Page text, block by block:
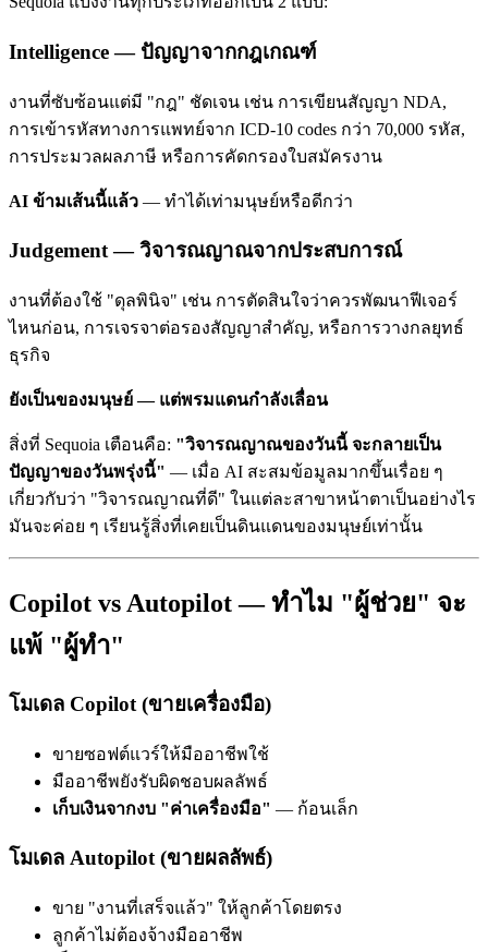
Intelligence — ปัญญาจากกฎเกณฑ์
งานที่ซับซ้อนแต่มี "กฎ" ชัดเจน เช่น การเขียนสัญญา NDA,
การเข้ารหัสทางการแพทย์จาก ICD-10 codes กว่า 70,000 รหัส,
การประมวลผลภาษี หรือการคัดกรองใบสมัครงาน
AI ข้ามเส้นนี้แล้ว — ทำได้เท่ามนุษย์หรือดีกว่า
Judgement — วิจารณญาณจากประสบการณ์
งานที่ต้องใช้ "ดุลพินิจ" เช่น การตัดสินใจว่าควรพัฒนาฟีเจอร์
ไหนก่อน, การเจรจาต่อรองสัญญาสำคัญ, หรือการวางกลยุทธ์
ธุรกิจ
ยังเป็นของมนุษย์ — แต่พรมแดนกำลังเลื่อน
สิ่งที่ Sequoia เตือนคือ: "วิจารณญาณของวันนี้ จะกลายเป็น
ปัญญาของวันพรุ่งนี้" — เมื่อ AI สะสมข้อมูลมากขึ้นเรื่อย ๆ
เกี่ยวกับว่า "วิจารณญาณที่ดี" ในแต่ละสาขาหน้าตาเป็นอย่างไร
มันจะค่อย ๆ เรียนรู้สิ่งที่เคยเป็นดินแดนของมนุษย์เท่านั้น
Copilot vs Autopilot — ทำไม "ผู้ช่วย" จะ
แพ้ "ผู้ทำ"
โมเดล Copilot (ขายเครื่องมือ)
ขายซอฟต์แวร์ให้มืออาชีพใช้
มืออาชีพยังรับผิดชอบผลลัพธ์
เก็บเงินจากงบ "ค่าเครื่องมือ" — ก้อนเล็ก
โมเดล Autopilot (ขายผลลัพธ์)
ขาย "งานที่เสร็จแล้ว" ให้ลูกค้าโดยตรง
ลูกค้าไม่ต้องจ้างมืออาชีพ